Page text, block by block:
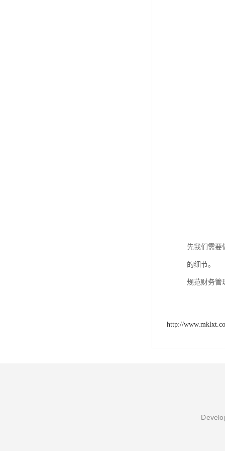
先我们需要
的细节。
规范财务管
http://